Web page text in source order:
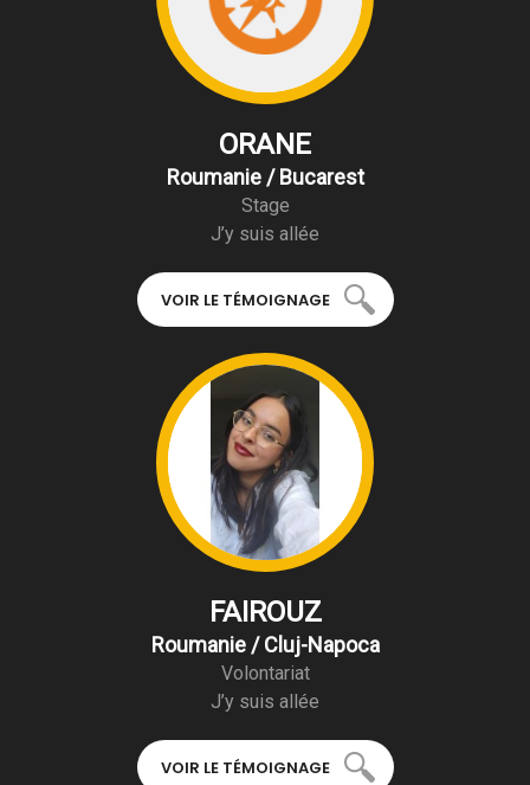
ORANE
Roumanie / Bucarest
Stage
J’y suis allée
VOIR LE TÉMOIGNAGE
FAIROUZ
Roumanie / Cluj-Napoca
Volontariat
J’y suis allée
VOIR LE TÉMOIGNAGE